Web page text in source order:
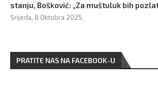
stanju, Bošković: „Za muštuluk bih
Srijeda, 8 Oktobra 2025,
PRATITE NAS NA FACEBOOK-U